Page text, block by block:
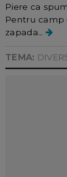
Piere ca
Pentru camp
zapada...
TEMA: